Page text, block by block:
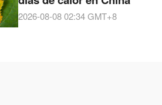
2026-08-08 02:34GMT+8